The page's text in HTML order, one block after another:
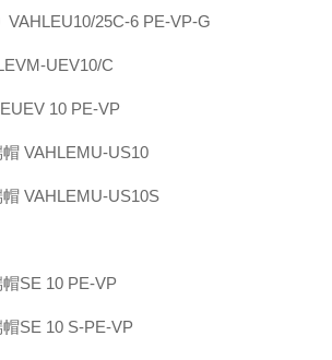
VAHLEU10/25C-6 PE-VP-G
VM-UEV10/C
UEV 10 PE-VP
VAHLEMU-US10
VAHLEMU-US10S
帽SE 10 PE-VP
帽SE 10 S-PE-VP